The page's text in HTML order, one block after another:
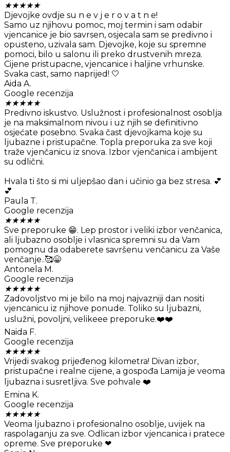
★★★★★
Djevojke ovdje su n e v j e r o v a t n e!
Samo uz njihovu pomoc, moj termin i sam odabir
vjencanice je bio savrsen, osjecala sam se predivno i
opusteno, uzivala sam. Djevojke, koje su spremne
pomoci, bilo u salonu ili preko drustvenih mreza.
Cijene pristupacne, vjencanice i haljine vrhunske.
Svaka cast, samo naprijed! 🤍
Aida A.
Google recenzija
★★★★★
Predivno iskustvo. Uslužnost i profesionalnost osoblja
je na maksimalnom nivou i uz njih se definitivno
osjećate posebno. Svaka čast djevojkama koje su
ljubazne i pristupačne. Topla preporuka za sve koji
traže vjenčanicu iz snova. Izbor vjenčanica i ambijent
su odlični.
Hvala ti što si mi uljepšao dan i učinio ga bez stresa. 💕
💕
Paula T.
Google recenzija
★★★★★
Sve preporuke 😁. Lep prostor i veliki izbor venčanica,
ali ljubazno osoblje i vlasnica spremni su da Vam
pomognu da odaberete savršenu venčanicu za Vaše
venčanje..🥰😁
Antonela M.
Google recenzija
★★★★★
Zadovoljstvo mi je bilo na moj najvazniji dan nositi
vjencanicu iz njihove ponude. Toliko su ljubazni,
uslužni, povoljni, velikeee preporuke.❤️❤️
Naida F.
Google recenzija
★★★★★
Vrijedi svakog prijeđenog kilometra! Divan izbor,
pristupačne i realne cijene, a gospođa Lamija je veoma
ljubazna i susretljiva. Sve pohvale ❤️
Emina K.
Google recenzija
★★★★★
Veoma ljubazno i profesionalno osoblje, uvijek na
raspolaganju za sve. Odlican izbor vjencanica i pratece
opreme. Sve preporuke ❤